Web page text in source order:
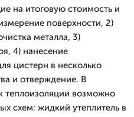
на итоговую стоимость и
поверхности, 2)
металла, 3)
4) нанесение
цистерн в несколько
и отверждение. В
теплоизоляции возможно
схем: жидкий утеплитель в